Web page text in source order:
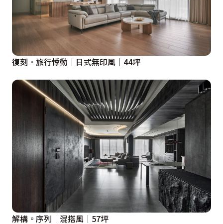
復刻．旅行悸動│日式無印風│44坪
解構。序列│混搭風│57坪